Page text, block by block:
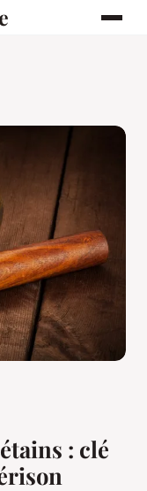
: clé